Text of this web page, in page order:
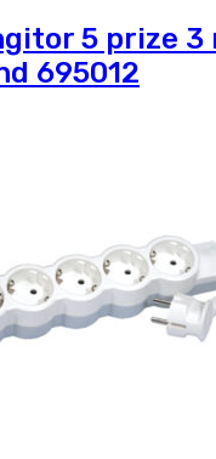
5 prize 3
695012